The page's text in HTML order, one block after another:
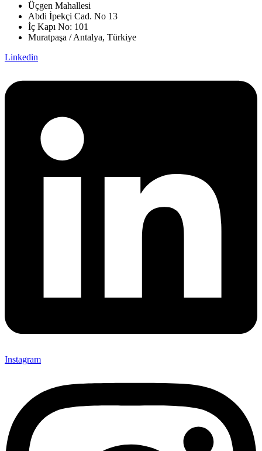
Üçgen Mahallesi
Abdi İpekçi Cad. No 13
İç Kapı No: 101
Muratpaşa / Antalya, Türkiye
Linkedin
Instagram